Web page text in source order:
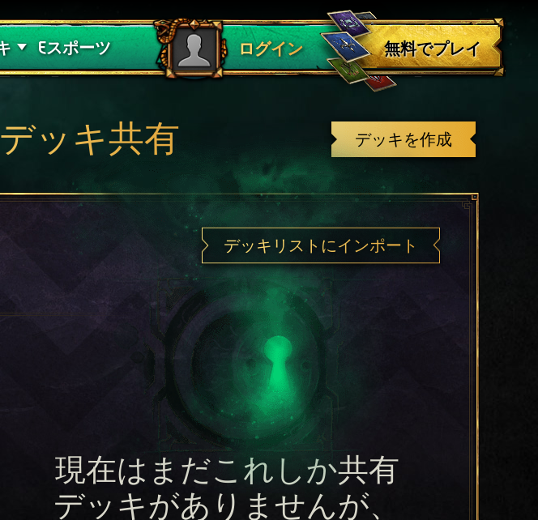
ガイド
Eスポーツ ログイン
ログアウト
無料でプレイ
デッキを作成
ッキ共有
デッキリストにインポート
現在はまだこれしか共有
デッキがありませんが、